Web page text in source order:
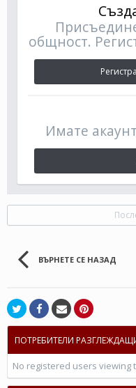
общност.
Имате
ВЪРНЕТЕ СЕ НАЗАД
ПОТРЕБИТЕЛИ
No registered users viewing